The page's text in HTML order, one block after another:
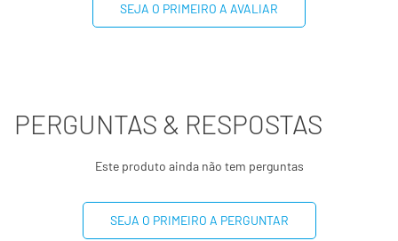
(*) Valores diários com base em uma dieta de 2000kcal ou
SEJA O PRIMEIRO A AVALIAR
PERGUNTAS & RESPOSTAS
Este produto ainda não tem perguntas
SEJA O PRIMEIRO A PERGUNTAR